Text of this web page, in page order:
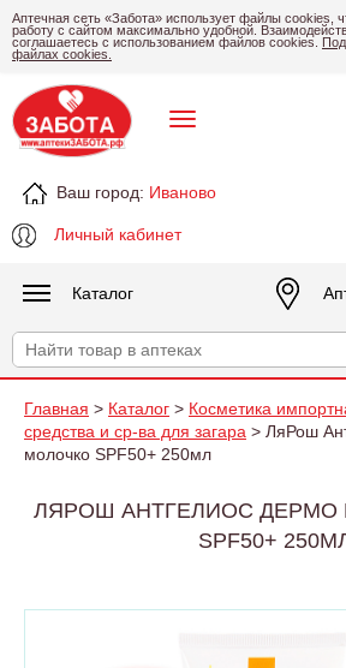
Аптечная сеть «Забота» использует файлы cookies,
работу с сайтом максимально удобной.
соглашаетесь с использованием файлов cookies.
файлах cookies.
Ваш город: Иваново
Личный кабинет
Каталог
Главная > Каталог > Косметика
средства и ср-ва для загара > ЛяРош
молочко SPF50+ 250мл
ЛЯРОШ АНТГЕЛИОС ДЕРМО
SPF50+